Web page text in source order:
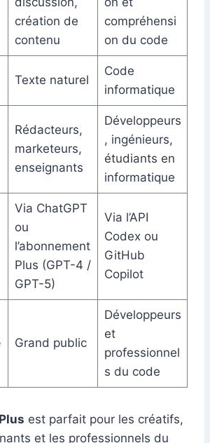
création de
contenu
compréhensi
on du code
Texte naturel
Code
informatique
Rédacteurs,
marketeurs,
enseignants
Développeurs
, ingénieurs,
étudiants en
informatique
Via ChatGPT
ou
l’abonnement
Plus (GPT-4 /
GPT-5)
Via l’API
Codex ou
GitHub
Copilot
Grand public
Développeurs
et
professionnel
s du code
est parfait pour les créatifs,
et les professionnels du